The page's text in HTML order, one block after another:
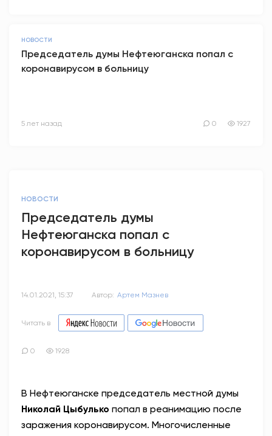
НОВОСТИ
Председатель думы Нефтеюганска попал с
коронавирусом в больницу
5 лет назад 0 1927
НОВОСТИ
Председатель думы
Нефтеюганска попал с
коронавирусом в больницу
14.01.2021, 15:37 Автор: Артем Мазнев
Читать в
0 1928
В Нефтеюганске председатель местной думы
Николай Цыбулько попал в реанимацию после
заражения коронавирусом. Многочисленные